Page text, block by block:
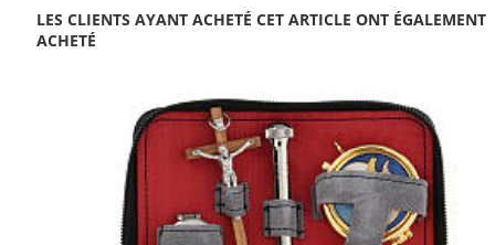
LES CLIENTS AYANT ACHETÉ CET ARTICLE ONT ÉGALEMENT
ACHETÉ